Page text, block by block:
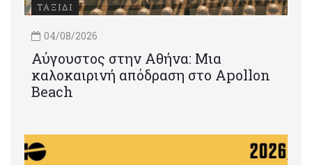
ΤΑΞΙΔΙ
04/08/2026
Αύγουστος στην Αθήνα: Μια
καλοκαιρινή απόδραση στο Apollon
Beach